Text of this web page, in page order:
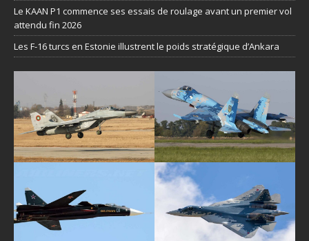
Le KAAN P1 commence ses essais de roulage avant un premier vol
attendu fin 2026
Les F-16 turcs en Estonie illustrent le poids stratégique d’Ankara